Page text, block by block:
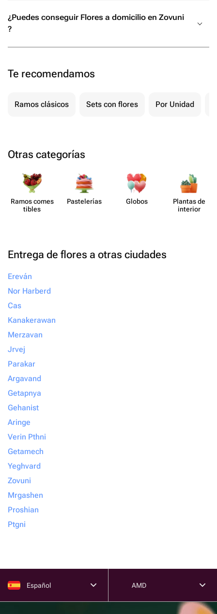
¿Puedes conseguir Flores a domicilio en Zovuni
?
Te recomendamos
Ramos clásicos Sets con flores Por Unidad
Otras categorías
Ramos comes​
tibles
Paste​lerías Globos
Plantas de
interior
Entrega de flores a otras ciudades
Ereván
Nor Harberd
Cas
Kanakerawan
Merzavan
Jrvej
Parakar
Argavand
Getapnya
Gehanist
Aringe
Verin Pthni
Getamech
Yeghvard
Zovuni
Mrgashen
Proshian
Ptgni
Español AMD